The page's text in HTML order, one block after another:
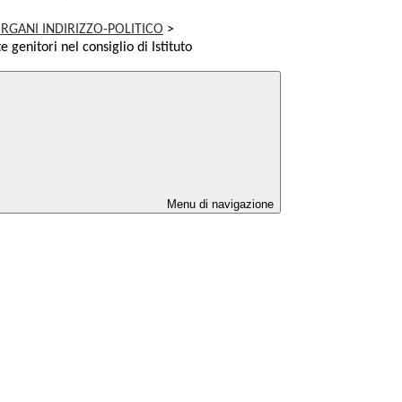
INDIRIZZO-POLITICO >
genitori nel consiglio di Istituto
Menu di navigazione